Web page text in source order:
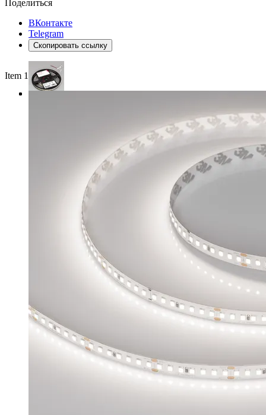
Поделиться
ВКонтакте
Telegram
Скопировать ссылку
Item 1 of 3